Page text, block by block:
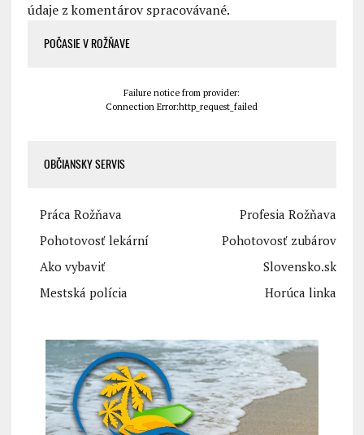
údaje z komentárov spracovávané.
POČASIE V ROŽŇAVE
Failure notice from provider:
Connection Error:http_request_failed
OBČIANSKY SERVIS
Práca Rožňava
Profesia Rožňava
Pohotovosť lekární
Pohotovosť zubárov
Ako vybaviť
Slovensko.sk
Mestská polícia
Horúca linka